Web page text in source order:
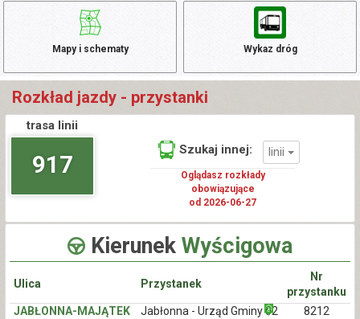
Mapy i schematy Wykaz dróg
Rozkład jazdy - przystanki
trasa linii
917
Szukaj innej: linii
Oglądasz rozkłady
obowiązujące
od 2026-06-27
Kierunek Wyścigowa
Ulica Przystanek
Nr
przystanku
JABŁONNA-MAJĄTEK
Jabłonna - Urząd Gminy 02
8212